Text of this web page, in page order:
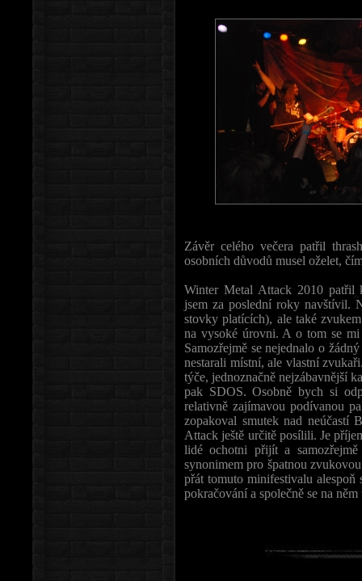
Závěr celého večera patřil
osobních důvodů musel oželet,
Winter Metal Attack 2010 patřil
jsem za poslední roky navštívil.
stovky platících), ale také
na vysoké úrovni. A o tom se
Samozřejmě se nejednalo o
nestarali místní, ale vlastní
týče, jednoznačně nejzábavnější
pak SDOS. Osobně bych si
relativně zajímavou podívanou
zopakoval smutek nad
Attack ještě určitě posílili. Je
lidé ochotni přijít a
synonimem pro špatnou
přát tomuto minifestivalu
pokračování a společně se na něm